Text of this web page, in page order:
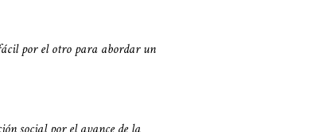
por el otro para abordar un